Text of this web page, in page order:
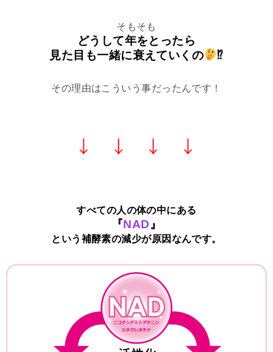
そもそも
どうして年をとったら
見た目も一緒に衰えていくの
⁉
その理由はこういう事だったんです！
すべての人の体の中にある
『NAD』
という補酵素の減少が原因なんです。